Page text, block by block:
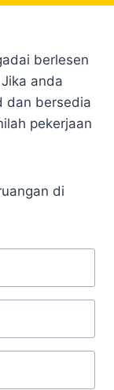
berlesen
anda
dan bersedia
pekerjaan
di